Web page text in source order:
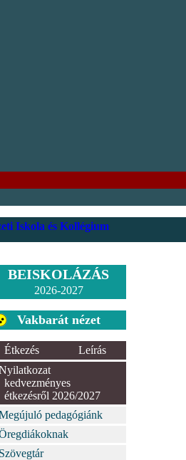
Iskola és Kollégium
BEISKOLÁZÁS
2026-2027
Vakbarát nézet
Étkezés
Leírás
kedvezményes
étkezésről 2026/2027
pedagógiánk
Szövegtár